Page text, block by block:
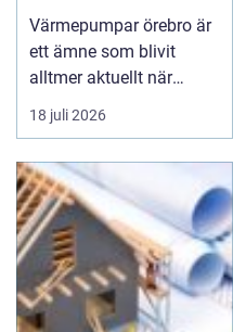
hus och fastigheter
Värmepumpar örebro är
ett ämne som blivit
alltmer aktuellt när
energipriser stiger och
fler vill sänka sina
samtidigt som
klimatpåverkan minskar.
Många villaägare och
fastighetsägare i
regionen tittar på hur de
kan byta från direktver...
18 juli 2026